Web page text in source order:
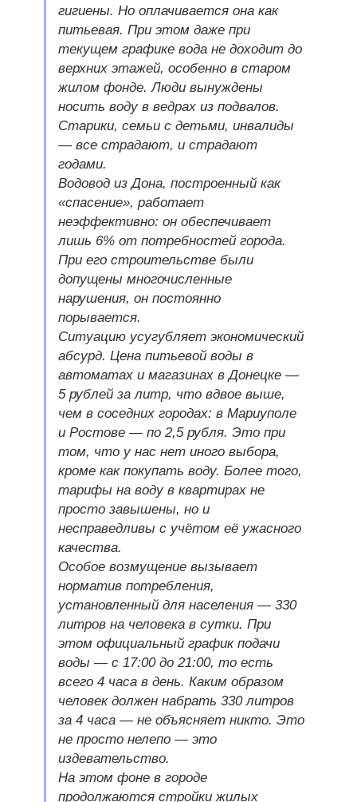
гигиены. Но оплачивается она как
питьевая. При этом даже при
текущем графике вода не доходит до
верхних этажей, особенно в старом
жилом фонде. Люди вынуждены
носить воду в ведрах из подвалов.
Старики, семьи с детьми, инвалиды
— все страдают, и страдают
годами.
Водовод из Дона, построенный как
«спасение», работает
неэффективно: он обеспечивает
лишь 6% от потребностей города.
При его строительстве были
допущены многочисленные
нарушения, он постоянно
порывается.
Ситуацию усугубляет экономический
абсурд. Цена питьевой воды в
автоматах и магазинах в Донецке —
5 рублей за литр, что вдвое выше,
чем в соседних городах: в Мариуполе
и Ростове — по 2,5 рубля. Это при
том, что у нас нет иного выбора,
кроме как покупать воду. Более того,
тарифы на воду в квартирах не
просто завышены, но и
несправедливы с учётом её ужасного
качества.
Особое возмущение вызывает
норматив потребления,
установленный для населения — 330
литров на человека в сутки. При
этом официальный график подачи
воды — с 17:00 до 21:00, то есть
всего 4 часа в день. Каким образом
человек должен набрать 330 литров
за 4 часа — не объясняет никто. Это
не просто нелепо — это
издевательство.
На этом фоне в городе
продолжаются стройки жилых